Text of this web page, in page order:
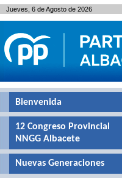
Bienvenida
12 Congreso Provincial
NNGG Albacete
Nuevas Generaciones
Jueves, 6 de Agosto de 2026